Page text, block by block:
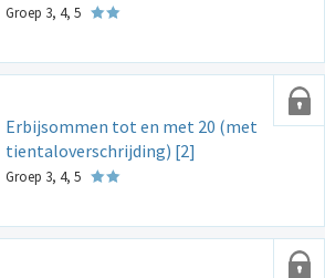
Groep 3, 4, 5
Erbijsommen tot en met 20 (met
tientaloverschrijding) [2]
Groep 3, 4, 5